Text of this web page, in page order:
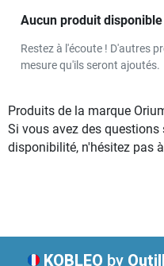
Aucun produit
Restez à l'écoute ! D'autres
mesure qu'ils seront ajoutés.
Produits de la marque
Si vous avez des questions
disponibilité, n'hésitez pas
KOBLEO by